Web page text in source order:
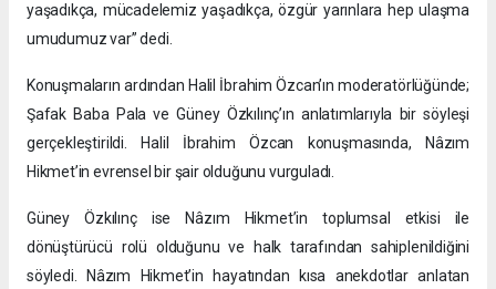
yaşadıkça, mücadelemiz yaşadıkça, özgür yarınlara hep ulaşma
umudumuz var” dedi.
Konuşmaların ardından Halil İbrahim Özcan’ın moderatörlüğünde;
Şafak Baba Pala ve Güney Özkılınç’ın anlatımlarıyla bir söyleşi
gerçekleştirildi. Halil İbrahim Özcan konuşmasında, Nâzım
Hikmet’in evrensel bir şair olduğunu vurguladı.
Güney Özkılınç ise Nâzım Hikmet’in toplumsal etkisi ile
dönüştürücü rolü olduğunu ve halk tarafından sahiplenildiğini
söyledi. Nâzım Hikmet’in hayatından kısa anekdotlar anlatan